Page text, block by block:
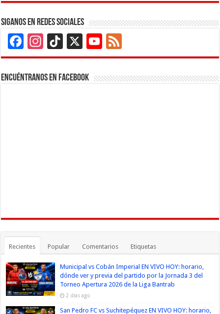
Siganos en Redes Sociales
Facebook
Instagram
TikTok
X
YouTube
Channel
Encuéntranos en Facebook
Recientes Popular Comentarios Etiquetas
Municipal vs Cobán Imperial EN VIVO HOY: horario,
dónde ver y previa del partido por la Jornada 3 del
Torneo Apertura 2026 de la Liga Bantrab
2 días ago
San Pedro FC vs Suchitepéquez EN VIVO HOY: horario,